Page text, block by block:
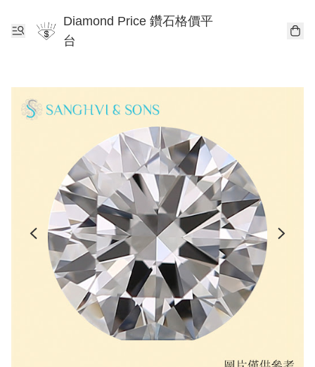
Diamond Price 鑽石格價平
台